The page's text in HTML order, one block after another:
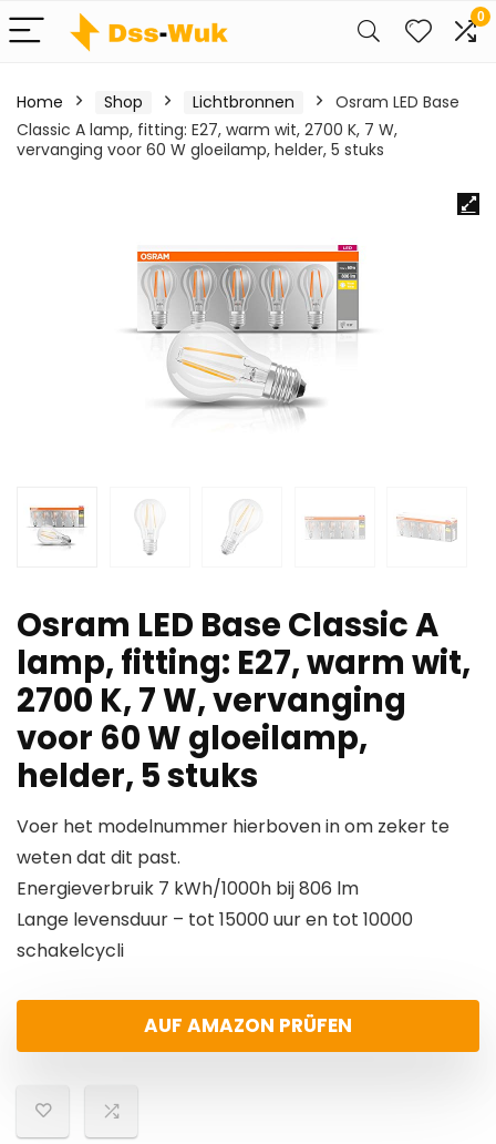
0
Home Shop Lichtbronnen
Osram LED Base
Classic A lamp, fitting: E27, warm wit, 2700 K, 7 W,
vervanging voor 60 W gloeilamp, helder, 5 stuks
Osram LED Base Classic A
lamp, fitting: E27, warm wit,
2700 K, 7 W, vervanging
voor 60 W gloeilamp,
helder, 5 stuks
Voer het modelnummer hierboven in om zeker te
weten dat dit past.
Energieverbruik 7 kWh/1000h bij 806 lm
Lange levensduur – tot 15000 uur en tot 10000
schakelcycli
AUF AMAZON PRÜFEN